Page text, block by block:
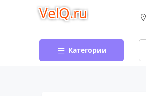
VelQ.ru
Категории